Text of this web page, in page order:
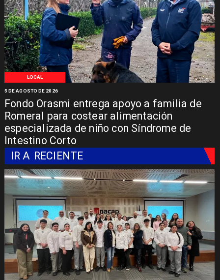
LOCAL
Fondo Orasmi entrega apoyo a familia de
Romeral para costear alimentación
especializada de niño con Síndrome de
Intestino Corto
5 DE AGOSTO DE 2026
IR A RECIENTE